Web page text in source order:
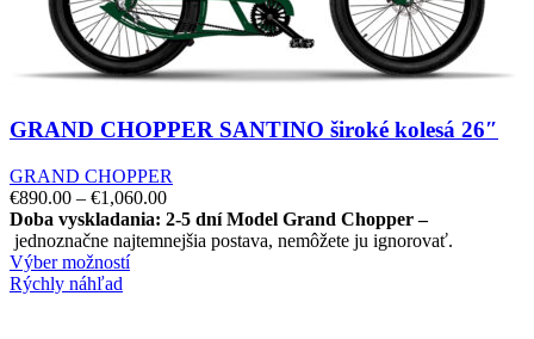
GRAND CHOPPER SANTINO široké kolesá 26″
GRAND CHOPPER
€890.00 – €1,060.00
Doba vyskladania: 2-5 dní Model Grand Chopper –
jednoznačne najtemnejšia postava, nemôžete ju ignorovať.
Výber možností
Rýchly náhľad